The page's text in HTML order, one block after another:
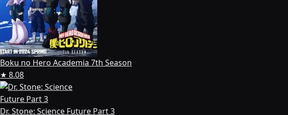
Boku no Hero Academia 7th Season
★ 8.08
Dr. Stone: Science Future Part 3